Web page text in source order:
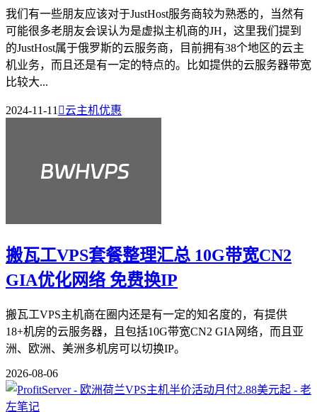
我们有一些朋友应该对于JustHost服务商较为熟悉的，当然有
可能很多老朋友会误认为是虚拟主机商的JH，这里我们提到
的JustHost属于俄罗斯的云服务商，目前拥有38个地区的云主
机业务，而且还是有一定的特点的。比如提供的云服务器带宽
比较大...
2024-11-11云主机优惠
搬瓦工VPS套餐整理汇总 10G带宽CN2
GIA优化网络 免费换IP
搬瓦工VPS主机商在圈内还是有一定的知名度的，有提供
18+机房的云服务器，且包括10G带宽CN2 GIA网络，而且亚
洲、欧洲、美洲多机房可以切换IP。
2026-08-06